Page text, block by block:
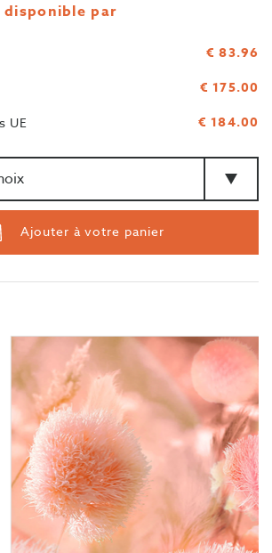
par
€ 83.96
€ 175.00
UE
€ 184.00
Ajouter à votre panier